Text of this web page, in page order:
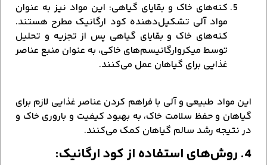
کنه‌های خاک و بقایای گیاهی: این مواد نیز به عنوان
مواد آلی تشکیل‌دهنده کود ارگانیک مطرح هستند.
کنه‌های خاک و بقایای گیاهی پس از تجزیه و تحلیل
توسط میکروارگانیسم‌های خاکی، به عنوان منبع عناصر
غذایی برای گیاهان عمل می‌کنند.
این مواد طبیعی و آلی با فراهم کردن عناصر غذایی لازم برای
گیاهان و حفظ سلامت خاک، به بهبود کیفیت و باروری خاک و
در نتیجه رشد سالم گیاهان کمک می‌کنند.
4. روش‌های استفاده از کود ارگانیک: